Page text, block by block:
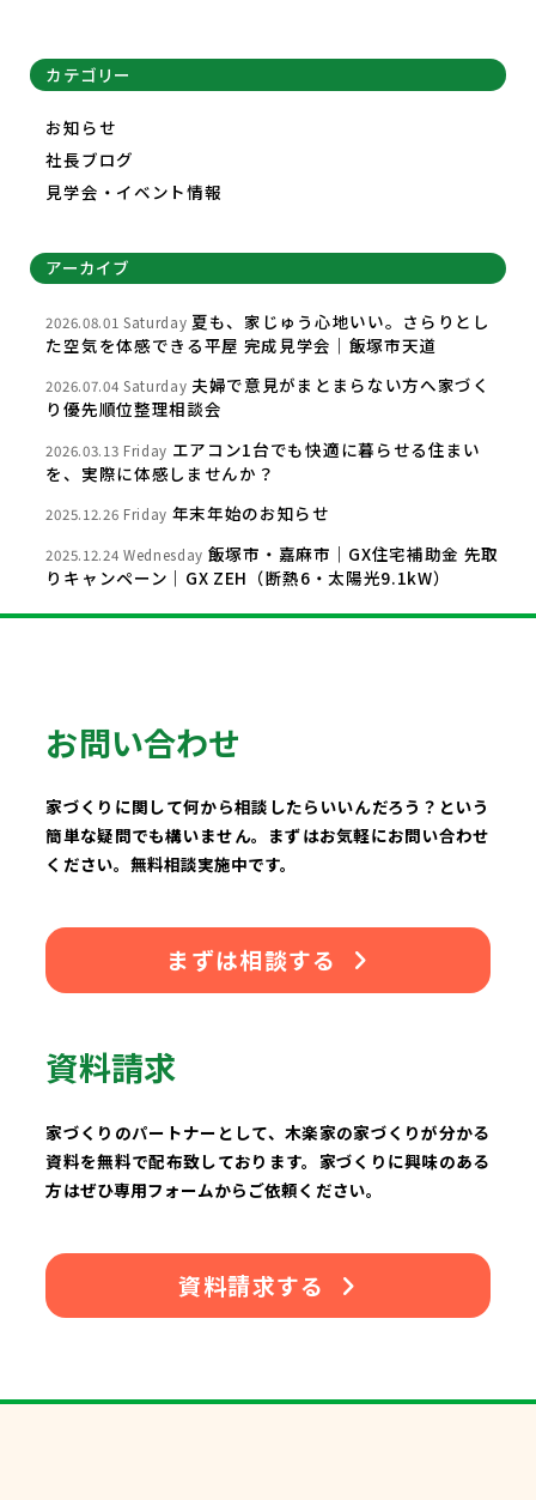
カテゴリー
お知らせ
社長ブログ
見学会・イベント情報
アーカイブ
2026.08.01 Saturday 夏も、家じゅう心地いい。さらりとし
た空気を体感できる平屋 完成見学会｜飯塚市天道
2026.07.04 Saturday 夫婦で意見がまとまらない方へ家づく
り優先順位整理相談会
2026.03.13 Friday エアコン1台でも快適に暮らせる住まい
を、実際に体感しませんか？
2025.12.26 Friday 年末年始のお知らせ
2025.12.24 Wednesday 飯塚市・嘉麻市｜GX住宅補助金 先取
りキャンペーン｜GX ZEH（断熱6・太陽光9.1kW）
お問い合わせ
家づくりに関して何から相談したらいいんだろう？という
簡単な疑問でも構いません。まずはお気軽にお問い合わせ
ください。無料相談実施中です。
まずは相談する
資料請求
家づくりのパートナーとして、木楽家の家づくりが分かる
資料を無料で配布致しております。家づくりに興味のある
方はぜひ専用フォームからご依頼ください。
資料請求する